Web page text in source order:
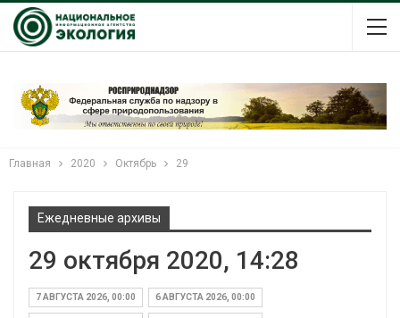
Главная 2020 Октябрь 29
Ежедневные архивы
29 октября 2020, 14:28
7 АВГУСТА 2026, 00:00 6 АВГУСТА 2026, 00:00